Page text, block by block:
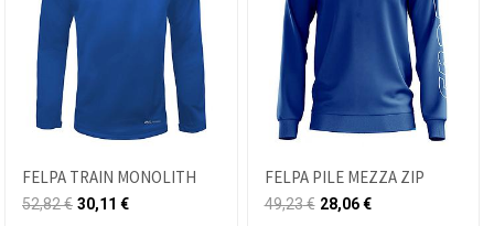
FELPA TRAIN MONOLITH
52,82€ 30,11 €
FELPA PILE MEZZA ZIP
49,23€ 28,06€